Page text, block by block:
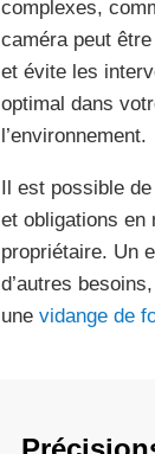
complexes,
caméra peut
et évite les
optimal dans
l’environnement.
Il est possible
et obligations en
propriétaire. Un
d’autres
une vidange de